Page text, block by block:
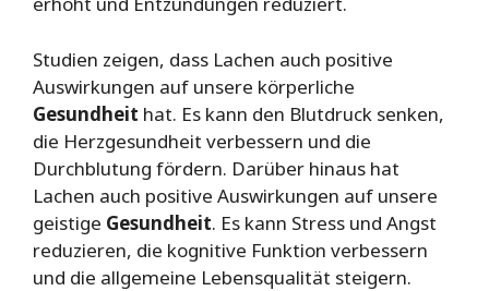
Studien zeigen, dass Lachen auch positive
Auswirkungen auf unsere körperliche
Gesundheit hat. Es kann den Blutdruck senken,
die Herzgesundheit verbessern und die
Durchblutung fördern. Darüber hinaus hat
Lachen auch positive Auswirkungen auf unsere
geistige Gesundheit. Es kann Stress und Angst
reduzieren, die kognitive Funktion verbessern
und die allgemeine Lebensqualität steigern.